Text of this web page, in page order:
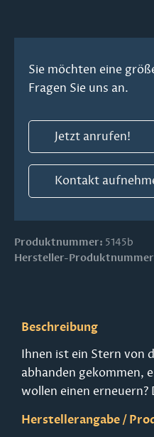
Sie möchten eine
Fragen Sie uns an.
Jetzt anrufen!
Kontakt
Produktnummer: 5145b
Hersteller-
Beschreibung
Ihnen ist ein Stern von
abhanden gekommen,
wollen einen erneuern?
Herstellerangabe /